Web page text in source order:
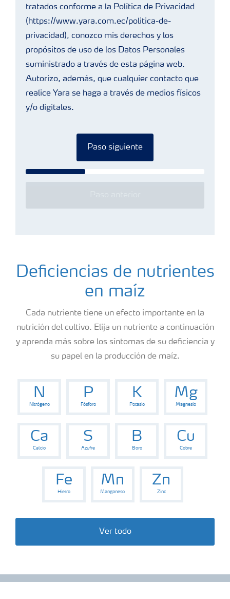
tratados conforme a la Política de Privacidad
(https://www.yara.com.ec/politica-de-
privacidad), conozco mis derechos y los
propósitos de uso de los Datos Personales
suministrado a través de esta página web.
Autorizo, además, que cualquier contacto que
realice Yara se haga a través de medios físicos
y/o digitales.
Paso siguiente
Deficiencias de nutrientes
en maíz
Cada nutriente tiene un efecto importante en la
nutrición del cultivo. Elija un nutriente a continuación
y aprenda más sobre los síntomas de su deficiencia y
su papel en la producción de maíz.
N
Nitrógeno
P
Fósforo
K
Potasio
Mg
Magnesio
Ca
Calcio
S
Azufre
B
Boro
Cu
Cobre
Fe
Hierro
Mn
Manganeso
Zn
Zinc
Ver todo